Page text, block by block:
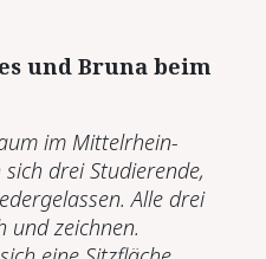
und Bruna beim
im Mittelrhein-
drei Studierende,
Alle drei
und zeichnen.